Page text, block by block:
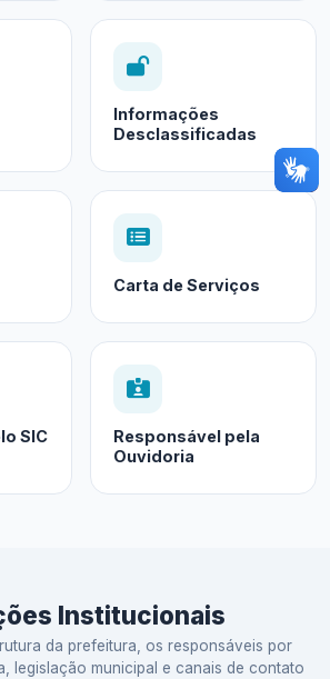
Informações
Desclassificadas
Carta de Serviços
SIC
Responsável pela
Ouvidoria
Institucionais
da prefeitura, os responsáveis por
legislação municipal e canais de contato